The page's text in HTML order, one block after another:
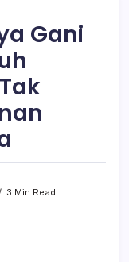
Gani
3 Min Read